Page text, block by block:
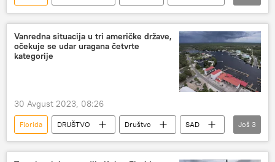
uragan
Nesreće i prirodne katastrofe
Vanredna situacija u tri američke države,
očekuje se udar uragana četvrte
kategorije
30 Avgust 2023, 08:26
Florida DRUŠTVO Društvo
SAD
uragan
Južna Karolina Džordžija
Još 3